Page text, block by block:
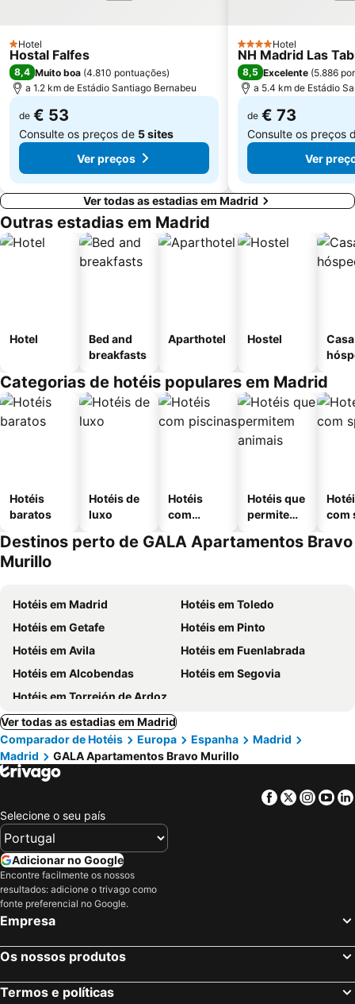
Tetuán
Paseo de la Castellana
Sol Metro Station
Centro Comercial Gran Vía de Hortaleza
Praça da Cibeles
Santiago Bernabéu Metro Station
1 Estrelas
Hotel
Hostal Falfes
8,4 Muito boa (4.810 pontuações)
a 1.2 km de Estádio Santiago Bernabeu
de € 53
Consulte os preços de 5 sites
Ver preços
4 Estrelas
Hotel
NH Madrid Las
8,5 Excelente (5.886
a 5.4 km de Estádio
de € 73
Consulte os preços
Ver
Ver todas as estadias em Madrid
Outras estadias em Madrid
Hotel
Bed and
breakfasts
Aparthotel Hostel
Categorias de hotéis populares em Madrid
Hotéis
baratos
Hotéis de
luxo
Hotéis
com
Hotéis que
permitem
com
Destinos perto de GALA Apartamentos Bravo
Murillo
Hotéis em Madrid
Hotéis em Toledo
Hotéis em Getafe
Hotéis em Pinto
Hotéis em Avila
Hotéis em Fuenlabrada
Hotéis em Alcobendas
Hotéis em Segovia
Hotéis em Torrejón de Ardoz
Ver todas as estadias em Madrid
Comparador de Hotéis
Europa Espanha
Madrid
Madrid
GALA Apartamentos Bravo Murillo
Facebook
Twitter
Selecione o seu país
Adicionar no Google
Encontre facilmente os nossos
resultados: adicione o trivago como
fonte preferencial no Google.
Empresa
Os nossos produtos
Termos e políticas